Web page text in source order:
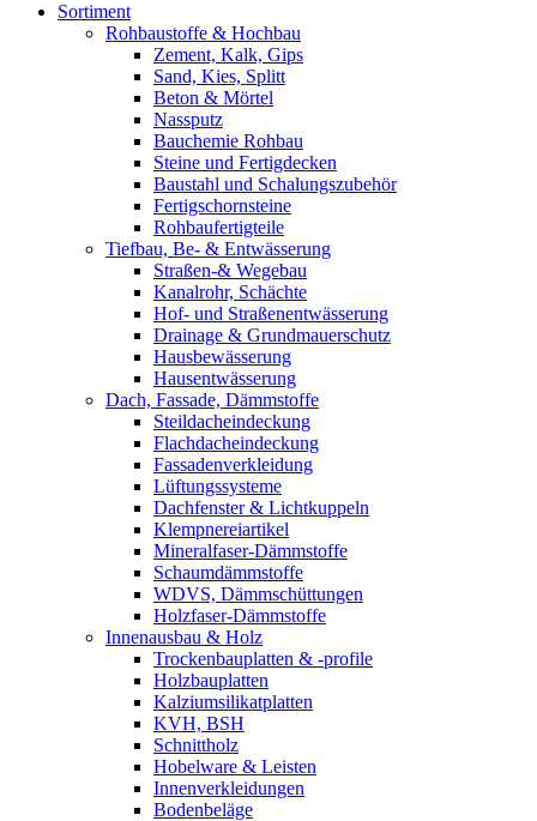
Sortiment
Rohbaustoffe & Hochbau
Zement, Kalk, Gips
Sand, Kies, Splitt
Beton & Mörtel
Nassputz
Bauchemie Rohbau
Steine und Fertigdecken
Baustahl und Schalungszubehör
Fertigschornsteine
Rohbaufertigteile
Tiefbau, Be- & Entwässerung
Straßen-& Wegebau
Kanalrohr, Schächte
Hof- und Straßenentwässerung
Drainage & Grundmauerschutz
Hausbewässerung
Hausentwässerung
Dach, Fassade, Dämmstoffe
Steildacheindeckung
Flachdacheindeckung
Fassadenverkleidung
Lüftungssysteme
Dachfenster & Lichtkuppeln
Klempnereiartikel
Mineralfaser-Dämmstoffe
Schaumdämmstoffe
WDVS, Dämmschüttungen
Holzfaser-Dämmstoffe
Innenausbau & Holz
Trockenbauplatten & -profile
Holzbauplatten
Kalziumsilikatplatten
KVH, BSH
Schnittholz
Hobelware & Leisten
Innenverkleidungen
Bodenbeläge